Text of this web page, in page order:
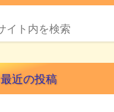
最近の投稿